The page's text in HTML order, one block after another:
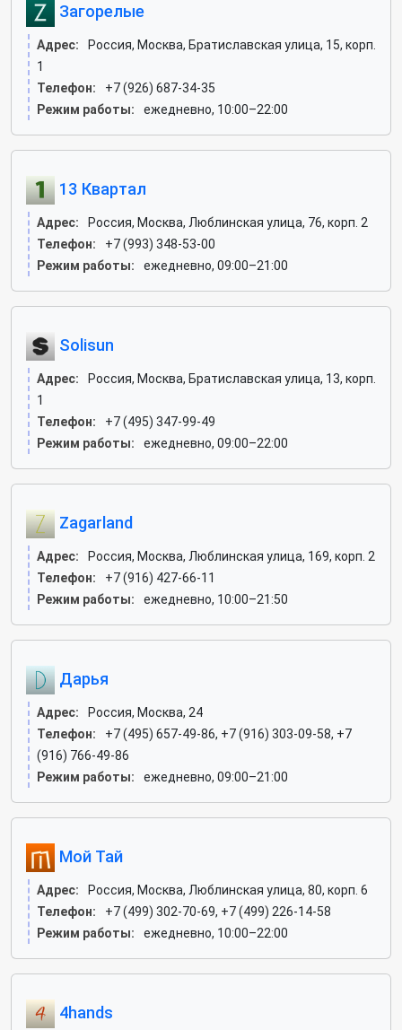
Загорелые
Адрес:
Россия, Москва, Братиславская улица, 15, корп.
1
Телефон:
+7 (926) 687-34-35
Режим работы:
ежедневно, 10:00–22:00
13 Квартал
Адрес:
Россия, Москва, Люблинская улица, 76, корп. 2
Телефон:
+7 (993) 348-53-00
Режим работы:
ежедневно, 09:00–21:00
Solisun
Адрес:
Россия, Москва, Братиславская улица, 13, корп.
1
Телефон:
+7 (495) 347-99-49
Режим работы:
ежедневно, 09:00–22:00
Zagarland
Адрес:
Россия, Москва, Люблинская улица, 169, корп. 2
Телефон:
+7 (916) 427-66-11
Режим работы:
ежедневно, 10:00–21:50
Дарья
Адрес:
Россия, Москва, 24
Телефон:
+7 (495) 657-49-86, +7 (916) 303-09-58, +7
(916) 766-49-86
Режим работы:
ежедневно, 09:00–21:00
Мой Тай
Адрес:
Россия, Москва, Люблинская улица, 80, корп. 6
Телефон:
+7 (499) 302-70-69, +7 (499) 226-14-58
Режим работы:
ежедневно, 10:00–22:00
4hands